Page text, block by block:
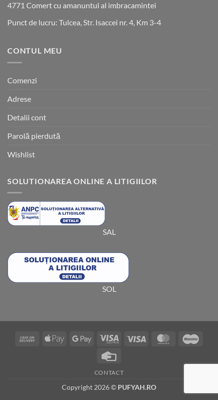
4771 Comert cu amanuntul al imbracamintei
Punct de lucru: Tulcea, Str. Isaccei nr. 4, Km 3-4
CONTUL MEU
Comenzi
Adrese
Detalii cont
Parolă pierdută
Wishlist
SOLUTIONAREA ONLINE A LITIGIILOR
SAL
SOL
Cash
Apple
Google
Visa
Visa MasterCard
CONTACT
Copyright 2026 © PUFYAH.RO